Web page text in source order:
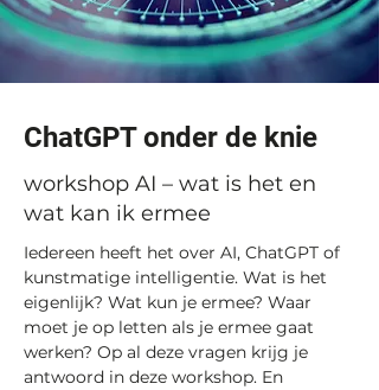
ChatGPT onder de knie
workshop AI – wat is het en
wat kan ik ermee
Iedereen heeft het over AI, ChatGPT of
kunstmatige intelligentie. Wat is het
eigenlijk? Wat kun je ermee? Waar
moet je op letten als je ermee gaat
werken? Op al deze vragen krijg je
antwoord in deze workshop. En